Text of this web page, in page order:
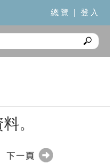
總覽 登入
。